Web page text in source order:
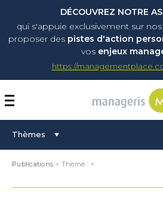
DÉCOUVREZ NOTRE
qui s'appuie exclusivement sur
proposer des pistes d'action
vos enjeux
https://
AFFICHER OU
Thèmes
Publications > Thème : >